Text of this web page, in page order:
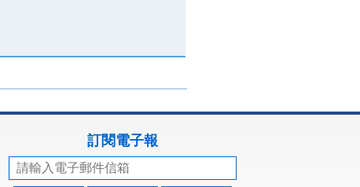
訂閱電子報